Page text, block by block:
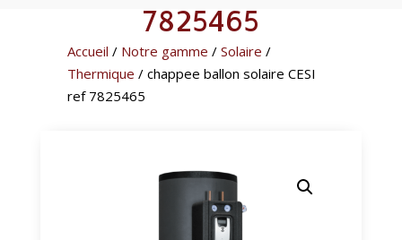
7825465
Accueil / Notre gamme / Solaire /
Thermique / chappee ballon solaire CESI
ref 7825465